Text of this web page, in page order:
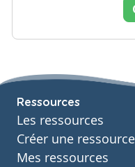
Ressources
Les ressources
Créer une ressource
Mes ressources